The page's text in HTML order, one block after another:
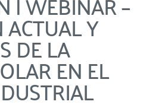
Y
DE LA
EN EL